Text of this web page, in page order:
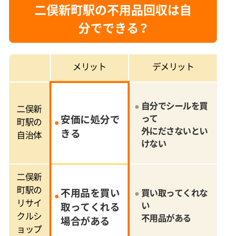
二俣新町駅の不用品回収は自
分でできる？
メリット デメリット
二俣新
町駅の
自治体
安価に処分で
きる
自分でシールを買
って
外にださないとい
けない
二俣新
町駅の
リサイ
クルシ
ョップ
不用品を買い
取ってくれる
場合がある
買い取ってくれな
い
不用品がある